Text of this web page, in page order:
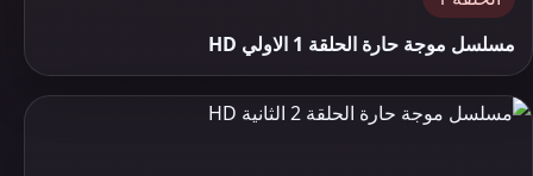
مسلسل موجة حارة الحلقة 1 الاولي HD